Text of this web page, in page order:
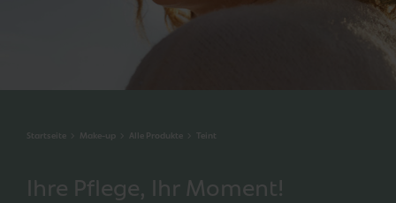
Startseite Make-up Alle Produkte Teint
Ihre Pflege, Ihr Moment!